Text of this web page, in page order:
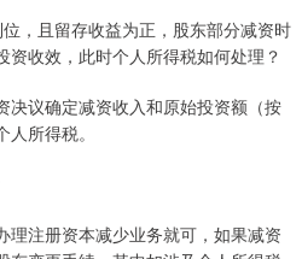
，且留存收益为正，股东部分减资时
收效，此时个人所得税如何处理？
决议确定减资收入和原始投资额（按
所得税。
理注册资本减少业务就可，如果减资